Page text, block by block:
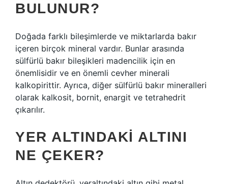
BULUNUR?
Doğada farklı bileşimlerde ve miktarlarda bakır
içeren birçok mineral vardır. Bunlar arasında
sülfürlü bakır bileşikleri madencilik için en
önemlisidir ve en önemli cevher minerali
kalkopirittir. Ayrıca, diğer sülfürlü bakır mineralleri
olarak kalkosit, bornit, enargit ve tetrahedrit
çıkarılır.
YER ALTINDAKI ALTINI
NE ÇEKER?